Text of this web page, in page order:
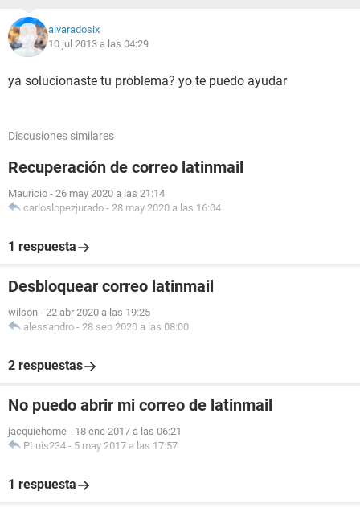
alvaradosix
10 jul 2013 a las 04:29
ya solucionaste tu problema? yo te puedo ayudar
Discusiones similares
Recuperación de correo latinmail
Mauricio - 26 may 2020 a las 21:14
carloslopezjurado - 28 may 2020 a las 16:04
1 respuesta
Desbloquear correo latinmail
wilson - 22 abr 2020 a las 19:25
alessandro - 28 sep 2020 a las 08:00
2 respuestas
No puedo abrir mi correo de latinmail
jacquiehome - 18 ene 2017 a las 06:21
PLuis234 - 5 may 2017 a las 17:57
1 respuesta